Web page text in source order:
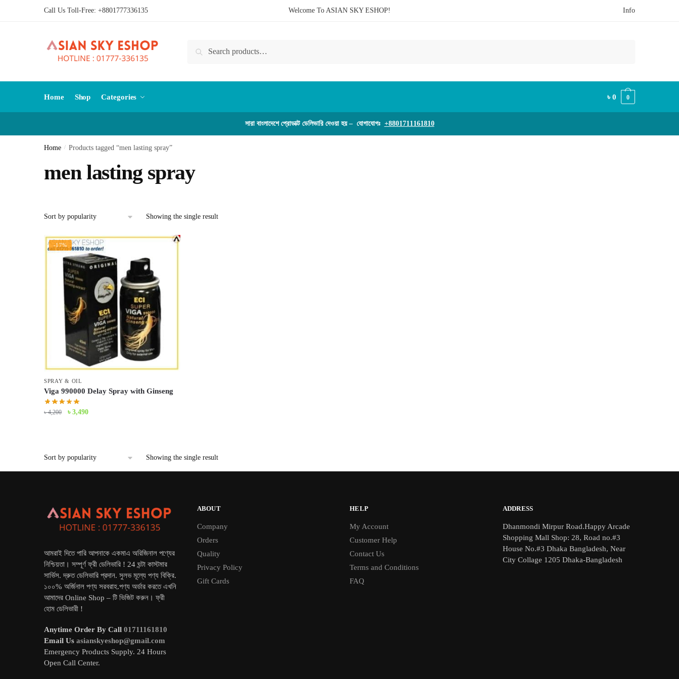
Call Us Toll-Free: +8801777336135 Welcome To ASIAN SKY ESHOP! Info
Search
Home Shop Categories ৳0 0
সারা বাংলাদেশে প্রোডাক্ট ডেলিভারি দেওয়া হয় – যোগাযোগঃ +8801711161810
Home / Products tagged “men lasting spray”
men lasting spray
Showing the single result
-17%
SPRAY & OIL
Viga 990000 Delay Spray with Ginseng
৳4,200
Original
৳ 3,490Current
Showing the single result
আমরাই দিতে পারি আপনাকে একমাএ অরিজিনাল পণ্যের
নিশ্চিয়তা। সম্পূর্ণ ফ্রী ডেলিভারি ! 24 ঘন্টা কাস্টমার
সার্ভিস. দ্রুত ডেলিভারি প্রদান. সুলভ মূল্যে পণ্য বিক্রি.
১০০% অর্জিনাল পণ্য সরবরাহ.পণ্য অর্ডার করতে এখনি
আমাদের Online Shop – টি ভিজিট করুন। ফ্রী
হোম ডেলিভারী !
Anytime Order By Call 01711161810
Email Us asianskyeshop@gmail.com
Emergency Products Supply. 24 Hours
Open Call Center.
ABOUT
Company
Orders
Quality
Privacy Policy
Gift Cards
HELP
My Account
Customer Help
Contact Us
Terms and Conditions
FAQ
ADDRESS
Dhanmondi Mirpur Road.Happy Arcade
Shopping Mall Shop: 28, Road no.#3
House No.#3 Dhaka Bangladesh, Near
City Collage 1205 Dhaka-Bangladesh